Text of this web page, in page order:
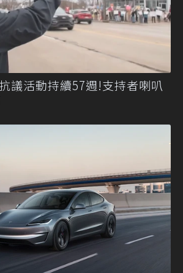
議活動持續57週!支持者喇叭